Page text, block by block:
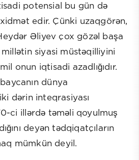
potensial bu gün də
edir. Çünki uzaqgörən,
Əliyev çox gözəl başa
siyasi müstəqilliyini
onun iqtisadi azadlığıdır.
dünya
dərin inteqrasiyası
ci illərdə təməli qoyulmuş
deyən tədqiqatçıların
mümkün deyil.